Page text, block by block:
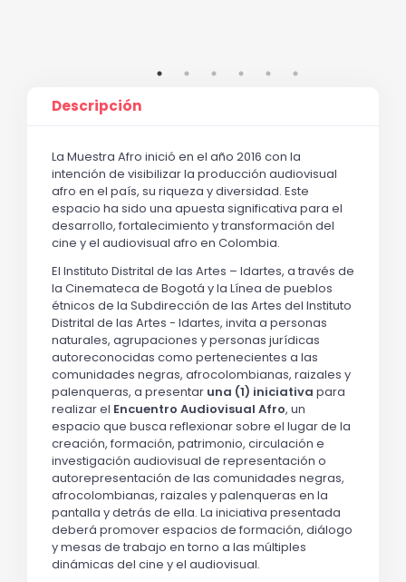
Descripción
La Muestra Afro inició en el año 2016 con la
intención de visibilizar la producción audiovisual
afro en el país, su riqueza y diversidad. Este
espacio ha sido una apuesta significativa para el
desarrollo, fortalecimiento y transformación del
cine y el audiovisual afro en Colombia.
El Instituto Distrital de las Artes – Idartes, a través de
la Cinemateca de Bogotá y la Línea de pueblos
étnicos de la Subdirección de las Artes del Instituto
Distrital de las Artes - Idartes, invita a personas
naturales, agrupaciones y personas jurídicas
autoreconocidas como pertenecientes a las
comunidades negras, afrocolombianas, raizales y
palenqueras, a presentar una (1) iniciativa para
realizar el Encuentro Audiovisual Afro, un
espacio que busca reflexionar sobre el lugar de la
creación, formación, patrimonio, circulación e
investigación audiovisual de representación o
autorepresentación de las comunidades negras,
afrocolombianas, raizales y palenqueras en la
pantalla y detrás de ella. La iniciativa presentada
deberá promover espacios de formación, diálogo
y mesas de trabajo en torno a las múltiples
dinámicas del cine y el audiovisual.